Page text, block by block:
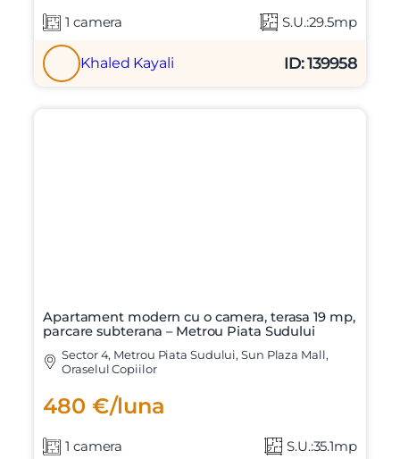
1 camera S.U.:29.5mp
Khaled Kayali ID: 139958
Apartament modern cu o camera, terasa 19 mp,
parcare subterana – Metrou Piata Sudului
Sector 4, Metrou Piata Sudului, Sun Plaza Mall,
Oraselul Copiilor
480 €/luna
1 camera S.U.:35.1mp